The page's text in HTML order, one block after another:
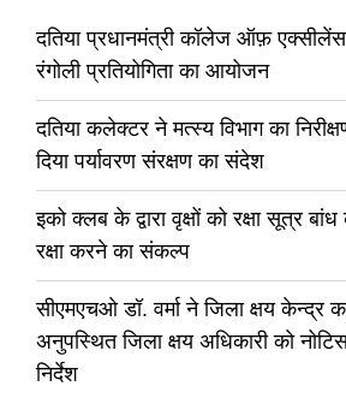
दतिया प्रधानमंत्री कॉलेज ऑफ़
रंगोली प्रतियोगिता का आयोजन
दतिया कलेक्टर ने मत्स्य विभाग का
दिया पर्यावरण संरक्षण का संदेश
इको क्लब के द्वारा वृक्षों को रक्षा सूत्र
रक्षा करने का संकल्प
सीएमएचओ डॉ. वर्मा ने जिला क्षय केन्द्र
अनुपस्थित जिला क्षय अधिकारी को
निर्देश